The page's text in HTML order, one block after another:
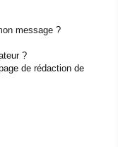
message ?
?
de rédaction de